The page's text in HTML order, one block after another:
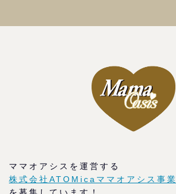
ママオアシスを運営する
株式会社ATOMicaママオアシス事業